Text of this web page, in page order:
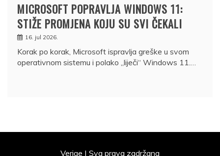
MICROSOFT POPRAVLJA WINDOWS 11:
STIŽE PROMJENA KOJU SU SVI ČEKALI
16. jul 2026.
Korak po korak, Microsoft ispravlja greške u svom
operativnom sistemu i polako „liječi“ Windows 11.…
Verige | Sva prava zadržana